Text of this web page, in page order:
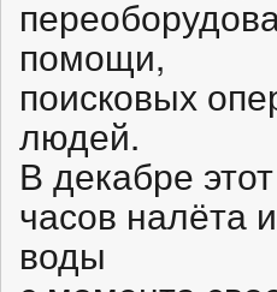
помощи,
поисковых
людей.
В декабре
часов налёта
воды